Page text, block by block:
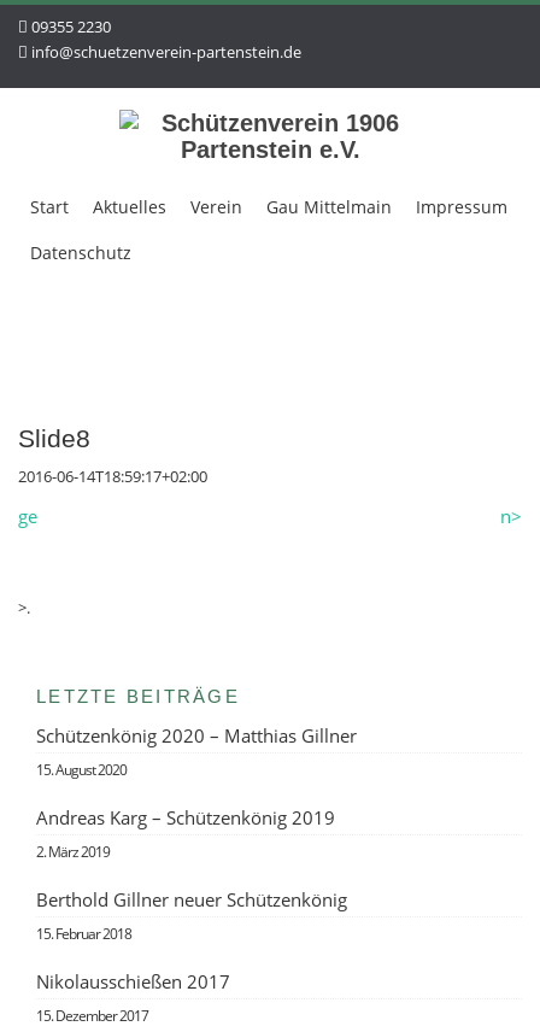
09355 2230
info@schuetzenverein-partenstein.de
Start Aktuelles Verein Gau Mittelmain
Impressum
Datenschutz
Slide8
2016-06-14T18:59:17+02:00
ge n>
>.
LETZTE BEITRÄGE
Schützenkönig 2020 – Matthias Gillner
15. August 2020
Andreas Karg – Schützenkönig 2019
2. März 2019
Berthold Gillner neuer Schützenkönig
15. Februar 2018
Nikolausschießen 2017
15. Dezember 2017